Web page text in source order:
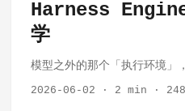
Harness
学
模型之外的那个「执行环境」
2026-06-02 · 2 min ·